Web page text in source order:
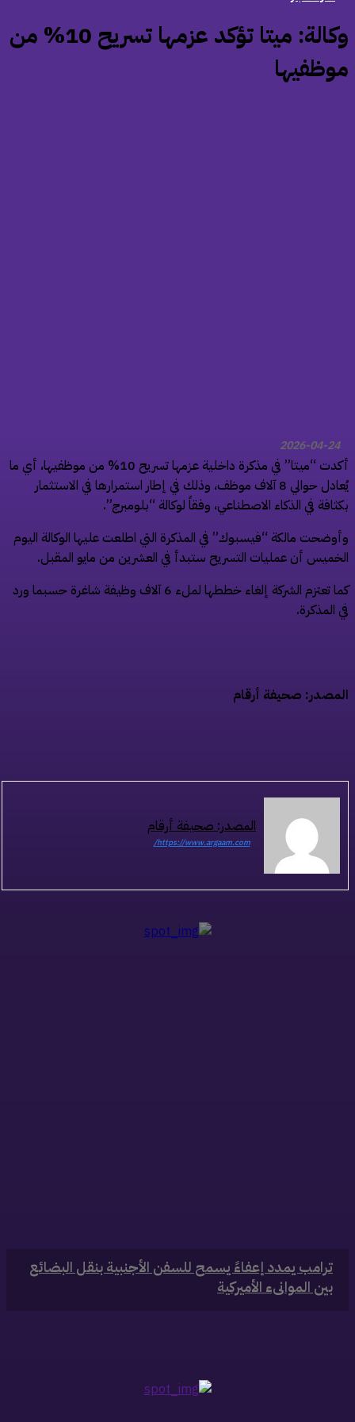
‏ترامب يمدد إعفاءً يسمح للسفن الأجنبية بنقل البضائع
بين الموانىء الأميركية
‏وكالة: ميتا تؤكد عزمها تسريح 10% من
2026-04-24
أكدت “ميتا” في مذكرة داخلية عزمها تسريح 10% من موظفيها، أي ما
يُعادل حوالي 8 آلاف موظف، وذلك في إطار استمرارها في الاستثمار
في الذكاء الاصطناعي، وفقاً لوكالة “بلومبرج”.
مالكة “فيسبوك” في المذكرة التي اطلعت عليها الوكالة اليوم
أن عمليات التسريح ستبدأ في العشرين من مايو المقبل.
كما تعتزم الشركة إلغاء خططها لملء 6 آلاف وظيفة شاغرة حسبما ورد
المذكرة.
صحيفة أرقام
المصدر: صحيفة أرقام
https://www.argaam.com/